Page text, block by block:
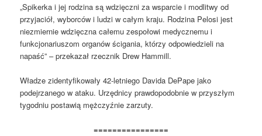
„Spikerka i jej rodzina są wdzięczni za wsparcie i modlitwy od
przyjaciół, wyborców i ludzi w całym kraju. Rodzina Pelosi jest
niezmiernie wdzięczna całemu zespołowi medycznemu i
funkcjonariuszom organów ścigania, którzy odpowiedzieli na
napaść” – przekazał rzecznik Drew Hammill.
Władze zidentyfikowały 42-letniego Davida DePape jako
podejrzanego w ataku. Urzędnicy prawdopodobnie w przyszłym
tygodniu postawią mężczyźnie zarzuty.
================